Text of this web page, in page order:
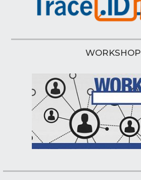
WORKSHOP